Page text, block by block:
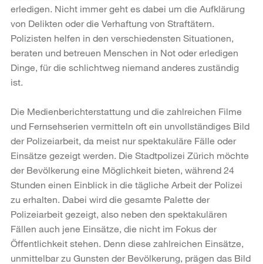
erledigen. Nicht immer geht es dabei um die Aufklärung
von Delikten oder die Verhaftung von Straftätern.
Polizisten helfen in den verschiedensten Situationen,
beraten und betreuen Menschen in Not oder erledigen
Dinge, für die schlichtweg niemand anderes zuständig
ist.
Die Medienberichterstattung und die zahlreichen Filme
und Fernsehserien vermitteln oft ein unvollständiges Bild
der Polizeiarbeit, da meist nur spektakuläre Fälle oder
Einsätze gezeigt werden. Die Stadtpolizei Zürich möchte
der Bevölkerung eine Möglichkeit bieten, während 24
Stunden einen Einblick in die tägliche Arbeit der Polizei
zu erhalten. Dabei wird die gesamte Palette der
Polizeiarbeit gezeigt, also neben den spektakulären
Fällen auch jene Einsätze, die nicht im Fokus der
Öffentlichkeit stehen. Denn diese zahlreichen Einsätze,
unmittelbar zu Gunsten der Bevölkerung, prägen das Bild